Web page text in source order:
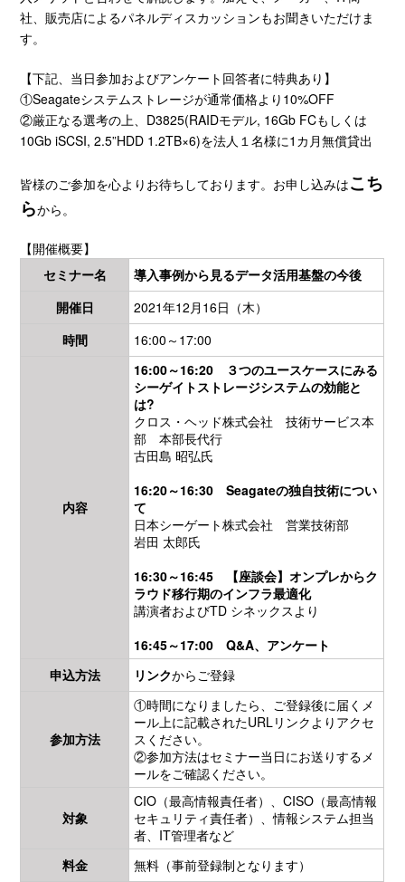
社、販売店によるパネルディスカッションもお聞きいただけま
す。
【下記、当日参加およびアンケート回答者に特典あり】
①Seagateシステムストレージが通常価格より10%OFF
②厳正なる選考の上、D3825(RAIDモデル, 16Gb FCもしくは
10Gb iSCSI, 2.5”HDD 1.2TB×6)を法人１名様に1カ月無償貸出
皆様のご参加を心よりお待ちしております。お申し込みはこち
らから。
【開催概要】
セミナー名
導入事例から見るデータ活用基盤の今後
開催日
2021年12月16日（木）
時間
16:00～17:00
内容
16:00～16:20 ３つのユースケースにみる
シーゲイトストレージシステムの効能と
は?
クロス・ヘッド株式会社 技術サービス本
部 本部長代行
古田島 昭弘氏
16:20～16:30 Seagateの独自技術につい
て
日本シーゲート株式会社 営業技術部
岩田 太郎氏
16:30～16:45 【座談会】オンプレからク
ラウド移行期のインフラ最適化
講演者およびTD シネックスより
16:45～17:00 Q&A、アンケート
申込方法
リンクからご登録
参加方法
①時間になりましたら、ご登録後に届くメ
ール上に記載されたURLリンクよりアクセ
スください。
②参加方法はセミナー当日にお送りするメ
ールをご確認ください。
対象
CIO（最高情報責任者）、CISO（最高情報
セキュリティ責任者）、情報システム担当
者、IT管理者など
料金
無料（事前登録制となります）